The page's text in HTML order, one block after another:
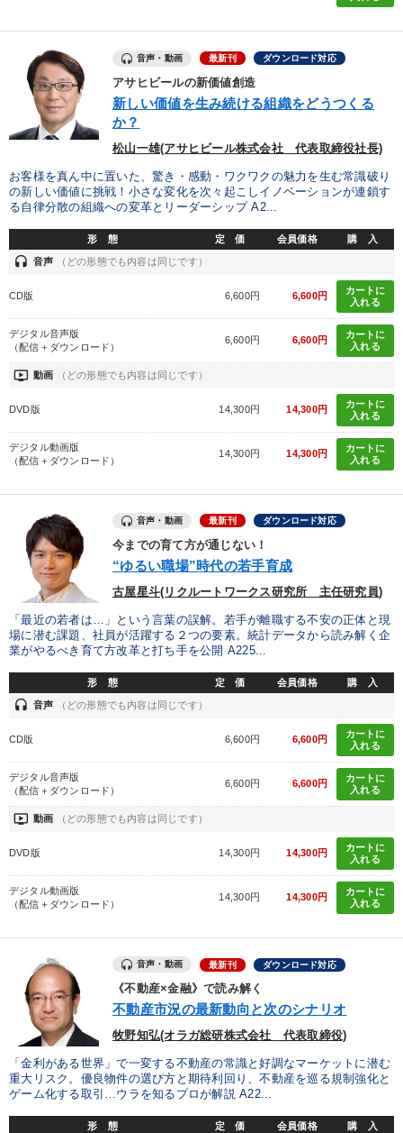
音声・動画 最新刊 ダウンロード対応
アサヒビールの新価値創造
新しい価値を生み続ける組織をどうつくる
か？
松山一雄(アサヒビール株式会社 代表取締役社長)
お客様を真ん中に置いた、驚き・感動・ワクワクの魅力を生む常識破り
の新しい価値に挑戦！小さな変化を次々起こしイノベーションが連鎖す
る自律分散の組織への変革とリーダーシップ A2...
形 態 定 価 会員価格 購 入
headset 音声 （どの形態でも内容は同じです）
CD版 6,600円 6,600円
カートに
入れる
デジタル音声版
（配信＋ダウンロード）
6,600円 6,600円
カートに
入れる
ondemand_video 動画 （どの形態でも内容は同じです）
DVD版 14,300円 14,300円
カートに
入れる
デジタル動画版
（配信＋ダウンロード）
14,300円 14,300円
カートに
入れる
音声・動画 最新刊 ダウンロード対応
今までの育て方が通じない！
“ゆるい職場”時代の若手育成
古屋星斗(リクルートワークス研究所 主任研究員)
「最近の若者は…」という言葉の誤解。若手が離職する不安の正体と現
場に潜む課題、社員が活躍する２つの要素。統計データから読み解く企
業がやるべき育て方改革と打ち手を公開 A225...
形 態 定 価 会員価格 購 入
headset 音声 （どの形態でも内容は同じです）
CD版 6,600円 6,600円
カートに
入れる
デジタル音声版
（配信＋ダウンロード）
6,600円 6,600円
カートに
入れる
ondemand_video 動画 （どの形態でも内容は同じです）
DVD版 14,300円 14,300円
カートに
入れる
デジタル動画版
（配信＋ダウンロード）
14,300円 14,300円
カートに
入れる
音声・動画 最新刊 ダウンロード対応
《不動産×金融》で読み解く
不動産市況の最新動向と次のシナリオ
牧野知弘(オラガ総研株式会社 代表取締役)
「金利がある世界」で一変する不動産の常識と好調なマーケットに潜む
重大リスク。優良物件の選び方と期待利回り、不動産を巡る規制強化と
ゲーム化する取引…ウラを知るプロが解説 A22...
形 態 定 価 会員価格 購 入